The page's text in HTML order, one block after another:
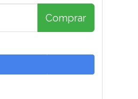
Comprar